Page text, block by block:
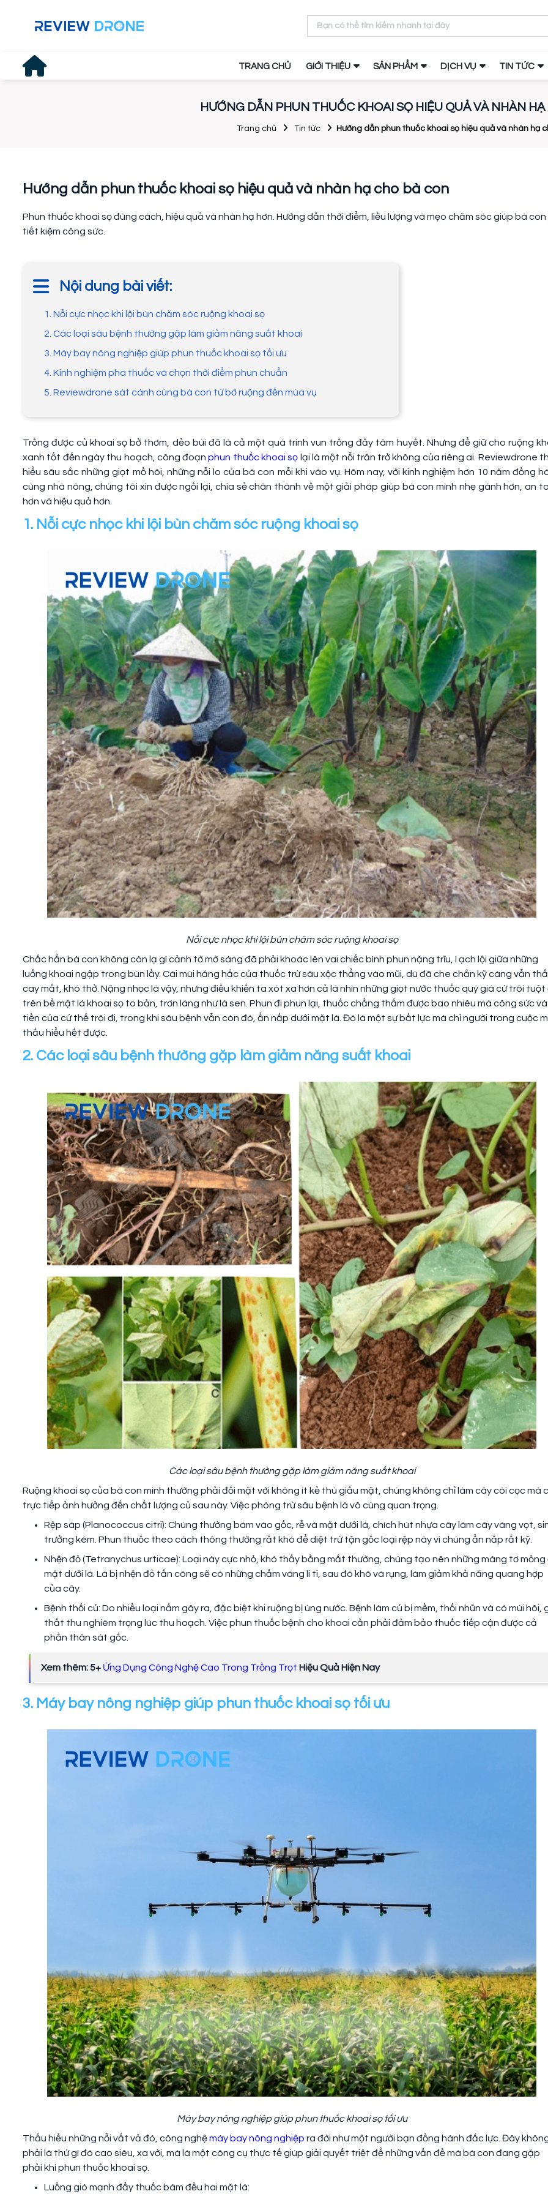
TRANG CHỦ GIỚI THIỆU SẢN PHẨM DỊCH VỤ TIN TỨC
HƯỚNG DẪN PHUN THUỐC KHOAI SỌ HIỆU QUẢ VÀ NHÀN
Trang chủ Tin tức Hướng dẫn phun thuốc khoai sọ hiệu quả và nhàn hạ
Hướng dẫn phun thuốc khoai sọ hiệu quả và nhàn hạ cho bà con
Phun thuốc khoai sọ đúng cách, hiệu quả và nhàn hạ hơn. Hướng dẫn thời điểm, liều lượng và mẹo chăm sóc giúp bà con
tiết kiệm công sức.
Nội dung bài viết:
1. Nỗi cực nhọc khi lội bùn chăm sóc ruộng khoai sọ
2. Các loại sâu bệnh thường gặp làm giảm năng suất khoai
3. Máy bay nông nghiệp giúp phun thuốc khoai sọ tối ưu
4. Kinh nghiệm pha thuốc và chọn thời điểm phun chuẩn
5. Reviewdrone sát cánh cùng bà con từ bờ ruộng đến mùa vụ
Trồng được củ khoai sọ bở thơm, dẻo bùi đã là cả một quá trình vun trồng đầy tâm huyết. Nhưng để giữ cho ruộng
xanh tốt đến ngày thu hoạch, công đoạnphun thuốc khoai sọ lại là một nỗi trăn trở không của riêng ai. Reviewdrone
hiểu sâu sắc những giọt mồ hôi, những nỗi lo của bà con mỗi khi vào vụ. Hôm nay, với kinh nghiệm hơn 10 năm đồng
cùng nhà nông, chúng tôi xin được ngồi lại, chia sẻ chân thành về một giải pháp giúp bà con mình nhẹ gánh hơn, an
hơn và hiệu quả hơn.
1. Nỗi cực nhọc khi lội bùn chăm sóc ruộng khoai sọ
Nỗi cực nhọc khi lội bùn chăm sóc ruộng khoai sọ
Chắc hẳn bà con không còn lạ gì cảnh tờ mờ sáng đã phải khoác lên vai chiếc bình phun nặng trĩu, ì ạch lội giữa những
luống khoai ngập trong bùn lầy. Cái mùi hăng hắc của thuốc trừ sâu xộc thẳng vào mũi, dù đã che chắn kỹ càng vẫn
cay mắt, khó thở. Nặng nhọc là vậy, nhưng điều khiến ta xót xa hơn cả là nhìn những giọt nước thuốc quý giá cứ trôi tuột
trên bề mặt lá khoai sọ to bản, trơn láng như lá sen. Phun đi phun lại, thuốc chẳng thấm được bao nhiêu mà công sức và
tiền của cứ thế trôi đi, trong khi sâu bệnh vẫn còn đó, ẩn nấp dưới mặt lá. Đó là một sự bất lực mà chỉ người trong cuộc
thấu hiểu hết được.
2. Các loại sâu bệnh thường gặp làm giảm năng suất khoai
Các loại sâu bệnh thường gặp làm giảm năng suất khoai
Ruộng khoai sọ của bà con mình thường phải đối mặt với không ít kẻ thù giấu mặt, chúng không chỉ làm cây còi cọc mà
trực tiếp ảnh hưởng đến chất lượng củ sau này. Việc phòng trừ sâu bệnh là vô cùng quan trọng.
Rệp sáp (Planococcus citri): Chúng thường bám vào gốc, rễ và mặt dưới lá, chích hút nhựa cây làm cây vàng vọt,
trưởng kém. Phun thuốc theo cách thông thường rất khó để diệt trừ tận gốc loại rệp này vì chúng ẩn nấp rất kỹ.
Nhện đỏ (Tetranychus urticae): Loại này cực nhỏ, khó thấy bằng mắt thường, chúng tạo nên những màng tơ mỏng
mặt dưới lá. Lá bị nhện đỏ tấn công sẽ có những chấm vàng li ti, sau đó khô và rụng, làm giảm khả năng quang hợp
của cây.
Bệnh thối củ: Do nhiều loại nấm gây ra, đặc biệt khi ruộng bị úng nước. Bệnh làm củ bị mềm, thối nhũn và có mùi hôi,
thất thu nghiêm trọng lúc thu hoạch. Việc phun thuốc bệnh cho khoai cần phải đảm bảo thuốc tiếp cận được cả
phần thân sát gốc.
Xem thêm: 5+ Ứng Dụng Công Nghệ Cao Trong Trồng Trọt Hiệu Quả Hiện Nay
3. Máy bay nông nghiệp giúp phun thuốc khoai sọ tối ưu
Máy bay nông nghiệp giúp phun thuốc khoai sọ tối ưu
Thấu hiểu những nỗi vất vả đó, công nghệmáy bay nông nghiệp ra đời như một người bạn đồng hành đắc lực. Đây
phải là thứ gì đó cao siêu, xa vời, mà là một công cụ thực tế giúp giải quyết triệt để những vấn đề mà bà con đang gặp
phải khi phun thuốc khoai sọ.
Luồng gió mạnh đẩy thuốc bám đều hai mặt lá: